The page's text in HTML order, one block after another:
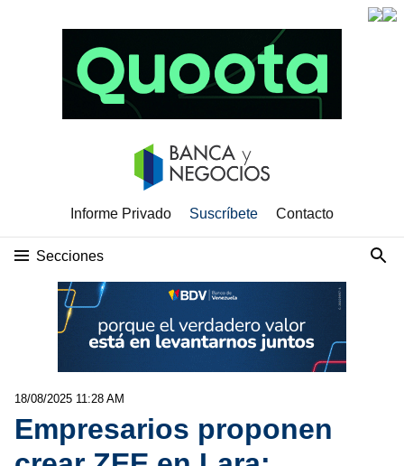
Informe Privado Suscríbete Contacto
Secciones
18/08/2025 11:28 AM
Empresarios proponen